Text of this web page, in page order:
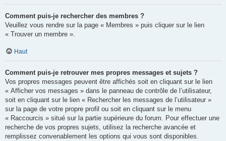
Comment puis-je rechercher des membres ?
Veuillez vous rendre sur la page « Membres » puis cliquer sur le lien
« Trouver un membre ».
Haut
Comment puis-je retrouver mes propres messages et sujets ?
Vos propres messages peuvent être affichés soit en cliquant sur le lien
« Afficher vos messages » dans le panneau de contrôle de l’utilisateur,
soit en cliquant sur le lien « Rechercher les messages de l’utilisateur »
sur la page de votre propre profil ou soit en cliquant sur le menu
« Raccourcis » situé sur la partie supérieure du forum. Pour effectuer une
recherche de vos propres sujets, utilisez la recherche avancée et
remplissez convenablement les options qui vous sont disponibles.